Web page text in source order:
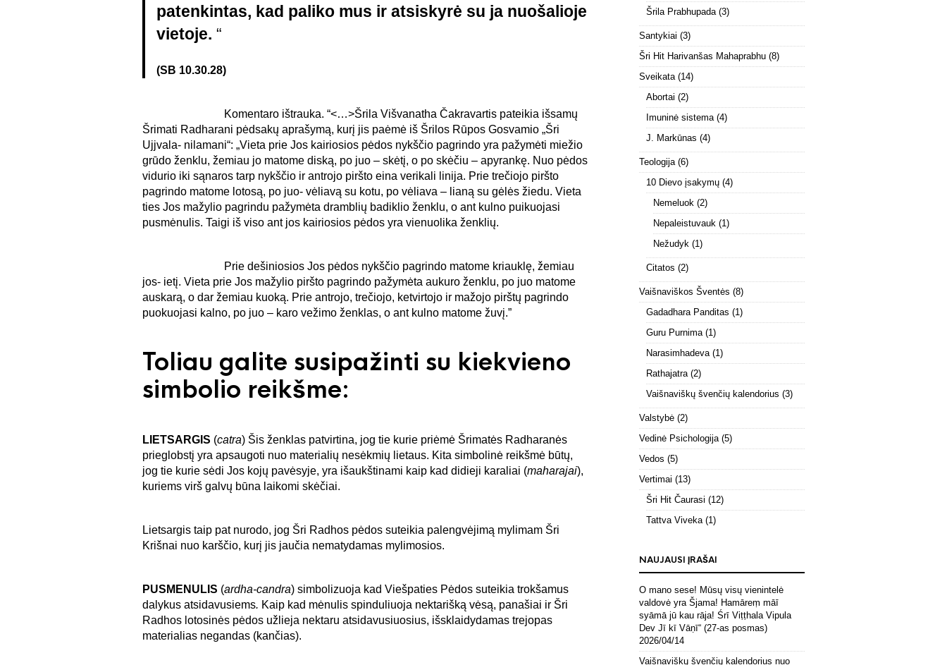
patenkintas, kad paliko mus ir atsiskyrė su ja nuošalioje
vietoje. “
(SB 10.30.28)
Komentaro ištrauka. “<…>Šrila Višvanatha Čakravartis pateikia išsamų
Šrimati Radharani pėdsakų aprašymą, kurį jis paėmė iš Šrilos Rūpos Gosvamio „Šri
Ujjvala- nilamani“: „Vieta prie Jos kairiosios pėdos nykščio pagrindo yra pažymėti miežio
grūdo ženklu, žemiau jo matome diską, po juo – skėtį, o po skėčiu – apyrankę. Nuo pėdos
vidurio iki sąnaros tarp nykščio ir antrojo piršto eina verikali linija. Prie trečiojo piršto
pagrindo matome lotosą, po juo- vėliavą su kotu, po vėliava – lianą su gėlės žiedu. Vieta
ties Jos mažylio pagrindu pažymėta dramblių badiklio ženklu, o ant kulno puikuojasi
pusmėnulis. Taigi iš viso ant jos kairiosios pėdos yra vienuolika ženklių.
Prie dešiniosios Jos pėdos nykščio pagrindo matome kriauklę, žemiau
jos- ietį. Vieta prie Jos mažylio piršto pagrindo pažymėta aukuro ženklu, po juo matome
auskarą, o dar žemiau kuoką. Prie antrojo, trečiojo, ketvirtojo ir mažojo pirštų pagrindo
puokuojasi kalno, po juo – karo vežimo ženklas, o ant kulno matome žuvį.”
Toliau galite susipažinti su kiekvieno
simbolio reikšme:
LIETSARGIS (catra) Šis ženklas patvirtina, jog tie kurie priėmė Šrimatės Radharanės
prieglobstį yra apsaugoti nuo materialių nesėkmių lietaus. Kita simbolinė reikšmė būtų,
jog tie kurie sėdi Jos kojų pavėsyje, yra išaukštinami kaip kad didieji karaliai (maharajai),
kuriems virš galvų būna laikomi skėčiai.
Lietsargis taip pat nurodo, jog Šri Radhos pėdos suteikia palengvėjimą mylimam Šri
Krišnai nuo karščio, kurį jis jaučia nematydamas mylimosios.
PUSMENULIS (ardha-candra) simbolizuoja kad Viešpaties Pėdos suteikia trokšamus
dalykus atsidavusiems. Kaip kad mėnulis spinduliuoja nektarišką vėsą, panašiai ir Šri
Radhos lotosinės pėdos užlieja nektaru atsidavusiuosius, išsklaidydamas trejopas
materialias negandas (kančias).
Šrila Prabhupada (3)
Santykiai (3)
Šri Hit Harivanšas Mahaprabhu (8)
Sveikata (14)
Abortai (2)
Imuninė sistema (4)
J. Markūnas (4)
Teologija (6)
10 Dievo įsakymų (4)
Nemeluok (2)
Nepaleistuvauk (1)
Nežudyk (1)
Citatos (2)
Vaišnaviškos Šventės (8)
Gadadhara Panditas (1)
Guru Purnima (1)
Narasimhadeva (1)
Rathajatra (2)
Vaišnaviškų švenčių kalendorius (3)
Valstybė (2)
Vedinė Psichologija (5)
Vedos (5)
Vertimai (13)
Šri Hit Čaurasi (12)
Tattva Viveka (1)
NAUJAUSI ĮRAŠAI
O mano sese! Mūsų visų vienintelė
valdovė yra Šjama! Hamāreṃ māī
syāmā jū kau rāja! Śrī Viṭṭhala Vipula
Dev Jī kī Vāṇī“ (27-as posmas)
2026/04/14
Vaišnaviškų švenčių kalendorius nuo